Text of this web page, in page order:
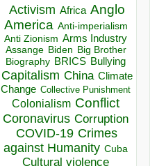
Activism Africa Anglo
America Anti-imperialism
Anti Zionism Arms Industry
Assange Biden Big Brother
Biography BRICS Bullying
Capitalism China Climate
Change Collective Punishment
Colonialism Conflict
Coronavirus Corruption
COVID-19 Crimes
against Humanity Cuba
Cultural violence